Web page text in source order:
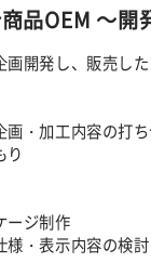
品OEM ～開
画開発し、販売し
画・加工内容の打
り
ージ制作
様・表示内容の検討